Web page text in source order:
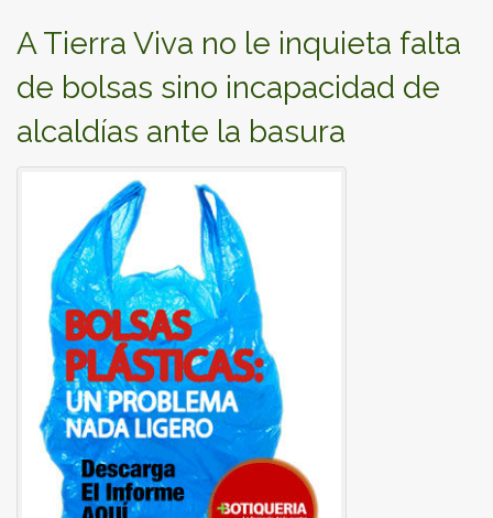
A Tierra Viva no le inquieta falta
de bolsas sino incapacidad de
alcaldías ante la basura